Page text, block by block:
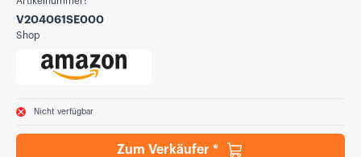
V204061SE000
Shop
Nicht verfügbar
Zum Verkäufer *